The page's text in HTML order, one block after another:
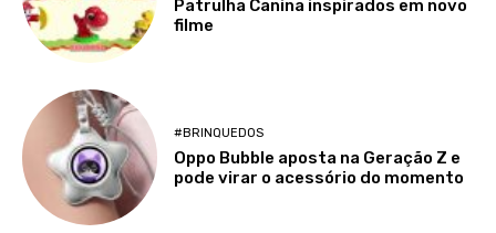
Patrulha Canina inspirados em novo
filme
#BRINQUEDOS
Oppo Bubble aposta na Geração Z e
pode virar o acessório do momento